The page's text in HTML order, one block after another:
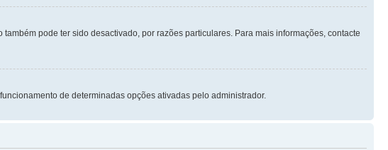
também pode ter sido desactivado, por razões particulares. Para mais informações, contacte
de determinadas opções ativadas pelo administrador.